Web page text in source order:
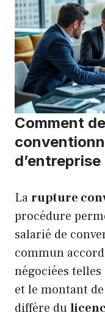
Comment
d’entreprise
Larupture
procédure
salarié de
commun
négociées
et le montant
diffère du